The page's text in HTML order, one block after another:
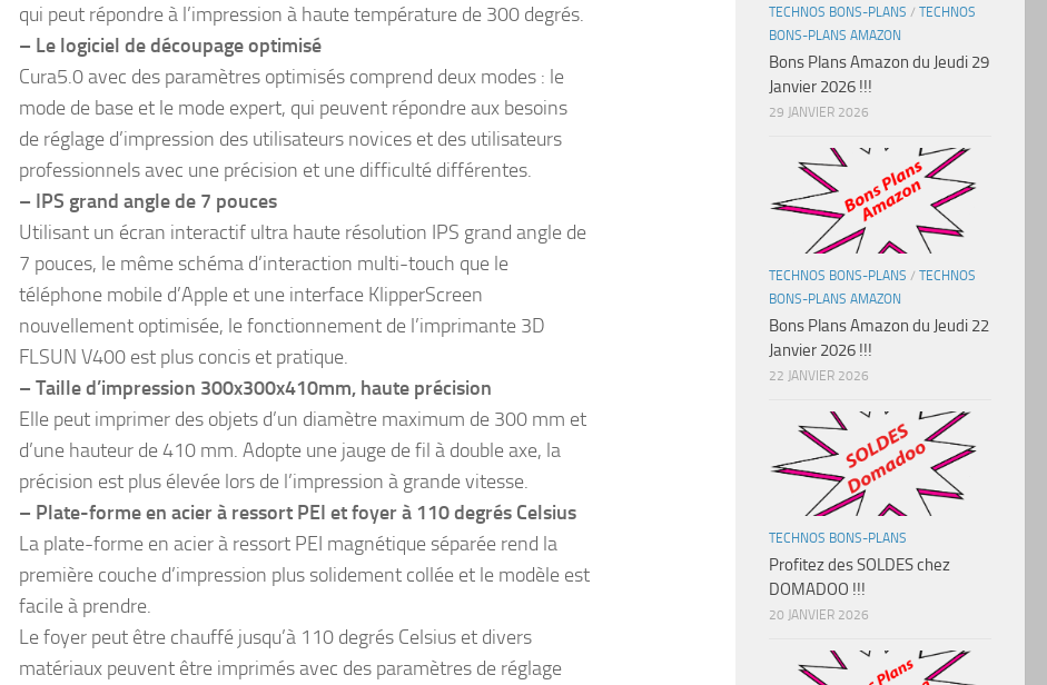
qui peut répondre à l’impression à haute température de 300 degrés.
– Le logiciel de découpage optimisé
Cura5.0 avec des paramètres optimisés comprend deux modes : le
mode de base et le mode expert, qui peuvent répondre aux besoins
de réglage d’impression des utilisateurs novices et des utilisateurs
professionnels avec une précision et une difficulté différentes.
– IPS grand angle de 7 pouces
Utilisant un écran interactif ultra haute résolution IPS grand angle de
7 pouces, le même schéma d’interaction multi-touch que le
téléphone mobile d’Apple et une interface KlipperScreen
nouvellement optimisée, le fonctionnement de l’imprimante 3D
FLSUN V400 est plus concis et pratique.
– Taille d’impression 300x300x410mm, haute précision
Elle peut imprimer des objets d’un diamètre maximum de 300 mm et
d’une hauteur de 410 mm. Adopte une jauge de fil à double axe, la
précision est plus élevée lors de l’impression à grande vitesse.
– Plate-forme en acier à ressort PEI et foyer à 110 degrés Celsius
La plate-forme en acier à ressort PEI magnétique séparée rend la
première couche d’impression plus solidement collée et le modèle est
facile à prendre.
Le foyer peut être chauffé jusqu’à 110 degrés Celsius et divers
matériaux peuvent être imprimés avec des paramètres de réglage
TECHNOS BONS-PLANS / TECHNOS
BONS-PLANS AMAZON
Bons Plans Amazon du Jeudi 29
Janvier 2026 !!!
29 JANVIER 2026
TECHNOS BONS-PLANS / TECHNOS
BONS-PLANS AMAZON
Bons Plans Amazon du Jeudi 22
Janvier 2026 !!!
22 JANVIER 2026
TECHNOS BONS-PLANS
Profitez des SOLDES chez
DOMADOO !!!
20 JANVIER 2026